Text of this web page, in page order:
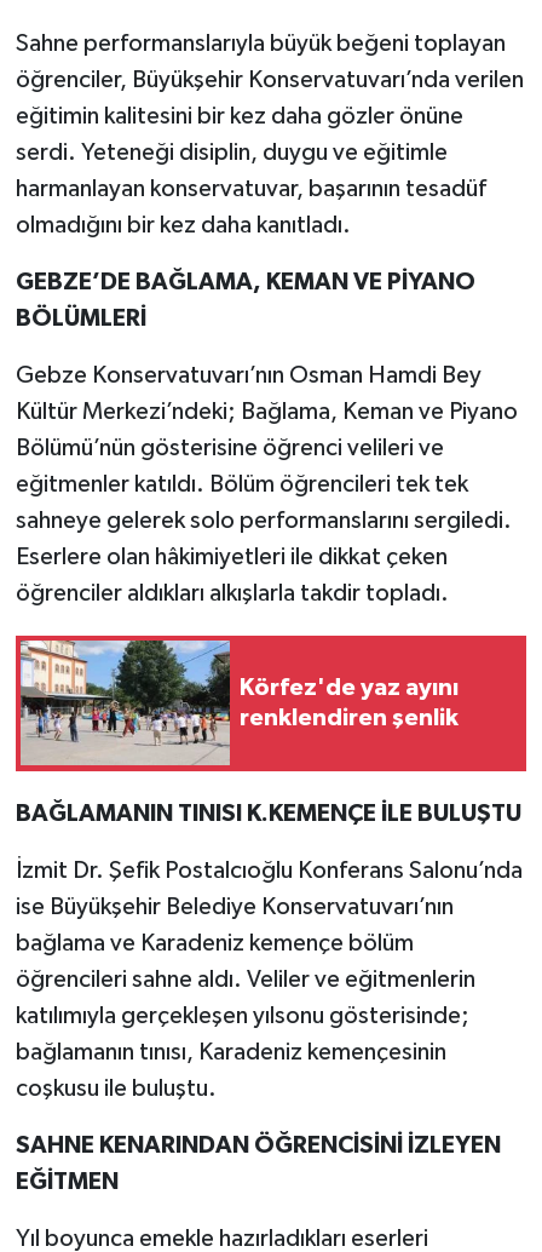
Sahne performanslarıyla büyük beğeni toplayan
öğrenciler, Büyükşehir Konservatuvarı’nda verilen
eğitimin kalitesini bir kez daha gözler önüne
serdi. Yeteneği disiplin, duygu ve eğitimle
harmanlayan konservatuvar, başarının tesadüf
olmadığını bir kez daha kanıtladı.
GEBZE’DE BAĞLAMA, KEMAN VE PİYANO
BÖLÜMLERİ
Gebze Konservatuvarı’nın Osman Hamdi Bey
Kültür Merkezi’ndeki; Bağlama, Keman ve Piyano
Bölümü’nün gösterisine öğrenci velileri ve
eğitmenler katıldı. Bölüm öğrencileri tek tek
sahneye gelerek solo performanslarını sergiledi.
Eserlere olan hâkimiyetleri ile dikkat çeken
öğrenciler aldıkları alkışlarla takdir topladı.
Körfez'de yaz ayını
renklendiren şenlik
BAĞLAMANIN TINISI K.KEMENÇE İLE BULUŞTU
İzmit Dr. Şefik Postalcıoğlu Konferans Salonu’nda
ise Büyükşehir Belediye Konservatuvarı’nın
bağlama ve Karadeniz kemençe bölüm
öğrencileri sahne aldı. Veliler ve eğitmenlerin
katılımıyla gerçekleşen yılsonu gösterisinde;
bağlamanın tınısı, Karadeniz kemençesinin
coşkusu ile buluştu.
SAHNE KENARINDAN ÖĞRENCİSİNİ İZLEYEN
EĞİTMEN
Yıl boyunca emekle hazırladıkları eserleri